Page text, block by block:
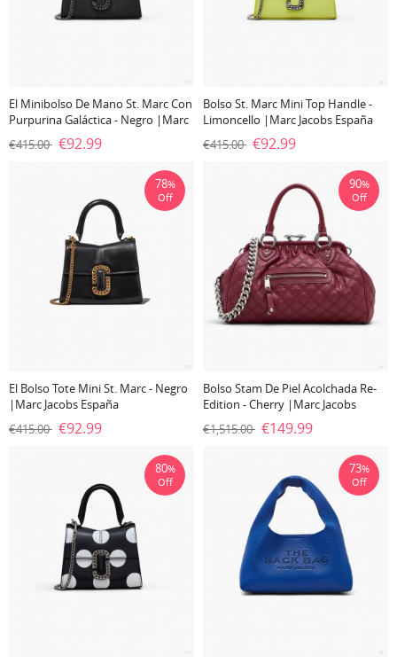
El Minibolso De Mano St. Marc Con
Purpurina Galáctica - Negro |Marc
Jacobs España
€415.00 €92.99
Bolso St. Marc Mini Top Handle -
Limoncello |Marc Jacobs España
€415.00 €92.99
El Bolso Tote Mini St. Marc - Negro
|Marc Jacobs España
€415.00 €92.99
78%
Off
Bolso Stam De Piel Acolchada Re-
Edition - Cherry |Marc Jacobs
€1,515.00 €149.99
90%
Off
80%
Off
73%
Off